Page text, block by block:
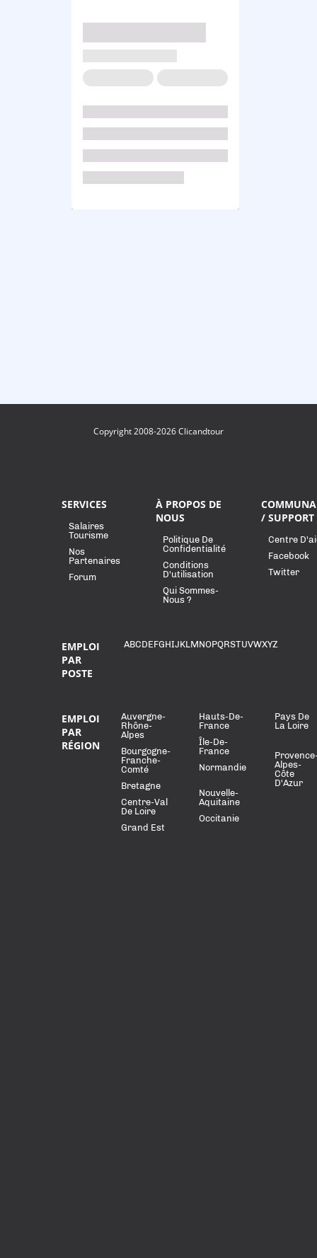
Copyright 2008-2026 Clicandtour
SERVICES
Salaires
Tourisme
Nos
Partenaires
Forum
À PROPOS DE
NOUS
Politique De
Confidentialité
Conditions
D'utilisation
Qui Sommes-
Nous ?
/ SUPPORT
Centre
Facebook
Twitter
EMPLOI
PAR
POSTE
ABCDEFGHIJKLMNOPQRSTUVWXYZ
EMPLOI
PAR
RÉGION
Auvergne-
Rhône-
Alpes
Bourgogne-
Franche-
Comté
Bretagne
Centre-Val
De Loire
Grand Est
Hauts-De-
France
Île-De-
France
Normandie
Nouvelle-
Aquitaine
Occitanie
Pays De
La Loire
Alpes-
Côte
D'Azur